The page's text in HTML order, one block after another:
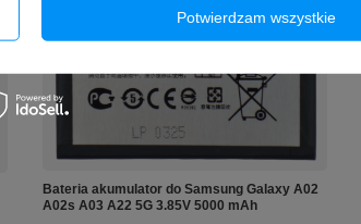
Bateria akumulator do Samsung Galaxy A02
A02s A03 A22 5G 3.85V 5000 mAh
Potwierdzam wszystkie